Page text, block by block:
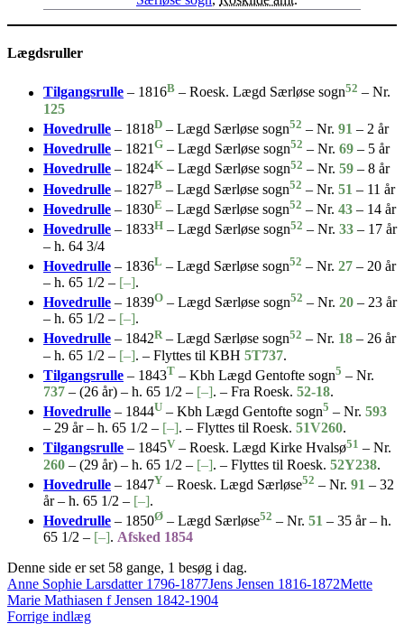
Lægdsruller
Tilgangsrulle – 1816B – Roesk. Lægd Særløse sogn52 – Nr.
125
Hovedrulle – 1818D – Lægd Særløse sogn52 – Nr. 91 – 2 år
Hovedrulle – 1821 G – Lægd Særløse sogn52 – Nr. 69 – 5 år
Hovedrulle – 1824K – Lægd Særløse sogn52 – Nr. 59 – 8 år
Hovedrulle – 1827B – Lægd Særløse sogn52 – Nr. 51 – 11 år
Hovedrulle – 1830E – Lægd Særløse sogn52 – Nr. 43 – 14 år
Hovedrulle – 1833H – Lægd Særløse sogn52 – Nr. 33 – 17 år
– h. 64 3/4
Hovedrulle – 1836L – Lægd Særløse sogn52 – Nr. 27 – 20 år
– h. 65 1/2 – [–].
Hovedrulle – 1839O – Lægd Særløse sogn52 – Nr. 20 – 23 år
– h. 65 1/2 – [–].
Hovedrulle – 1842R– Lægd Særløse sogn52 – Nr. 18 – 26 år
– h. 65 1/2 – [–]. – Flyttes til KBH 5T737.
Tilgangsrulle – 1843T – Kbh Lægd Gentofte sogn5 – Nr.
737 – (26 år) – h. 65 1/2 – [–]. – Fra Roesk. 52-18.
Hovedrulle – 1844U – Kbh Lægd Gentofte sogn5 – Nr. 593
– 29 år – h. 65 1/2 – [–]. – Flyttes til Roesk. 51V260.
Tilgangsrulle – 1845V – Roesk. Lægd Kirke Hvalsø51 – Nr.
260 – (29 år) – h. 65 1/2 – [–]. – Flyttes til Roesk. 52Y238.
Hovedrulle – 1847Y – Roesk. Lægd Særløse52 – Nr. 91 – 32
år – h. 65 1/2 – [–].
Hovedrulle – 1850Ø – Lægd Særløse52 – Nr. 51 – 35 år – h.
65 1/2 – [–]. Afsked 1854
Denne side er set 58 gange, 1 besøg i dag.
Tags
Anne Sophie Larsdatter 1796-1877Jens Jensen 1816-1872Mette
Marie Mathiasen f Jensen 1842-1904
Indlægsnavigation
Forrige indlæg